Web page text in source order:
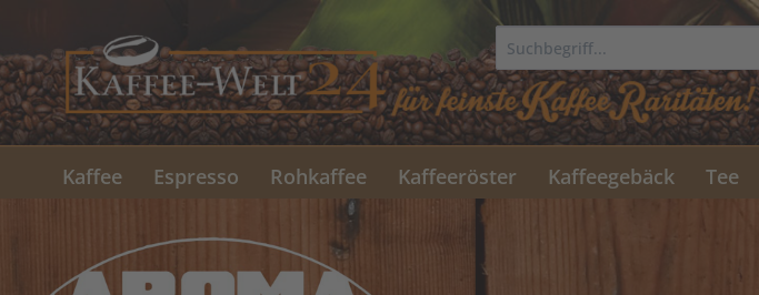
Kaffee Espresso Rohkaffee Kaffeeröster Kaffeegebäck Tee